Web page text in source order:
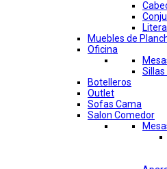
Muebles de
Oficina
Sillas
Botelleros
Outlet
Sofas Cama
Salon Comedor